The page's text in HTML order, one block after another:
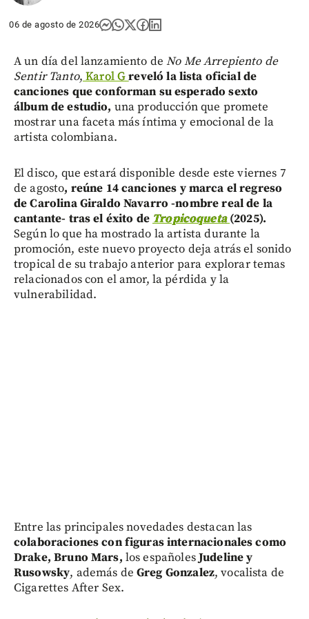
06 de agosto de 2026
A un día del lanzamiento deNo Me Arrepiento de
Sentir Tanto, Karol Greveló la lista oficial de
canciones que conforman su esperado sexto
álbum de estudio, una producción que promete
mostrar una faceta más íntima y emocional de la
artista colombiana.
El disco, que estará disponible desde este viernes 7
de agosto, reúne 14 canciones y marca el regreso
de Carolina Giraldo Navarro -nombre real de la
cantante- tras el éxito de Tropicoqueta (2025).
Según lo que ha mostrado la artista durante la
promoción, este nuevo proyecto deja atrás el sonido
tropical de su trabajo anterior para explorar temas
relacionados con el amor, la pérdida y la
vulnerabilidad.
Entre las principales novedades destacan las
colaboraciones con figuras internacionales como
Drake, Bruno Mars, los españolesJudeline y
Rusowsky, además de Greg Gonzalez, vocalista de
Cigarettes After Sex.